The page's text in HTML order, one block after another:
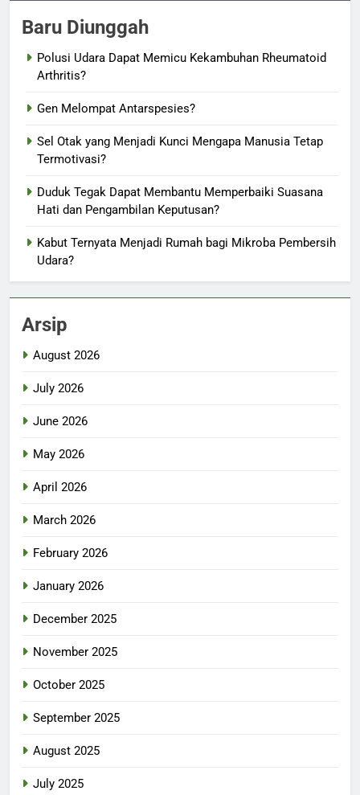
Baru Diunggah
Polusi Udara Dapat Memicu Kekambuhan Rheumatoid
Arthritis?
Gen Melompat Antarspesies?
Sel Otak yang Menjadi Kunci Mengapa Manusia Tetap
Termotivasi?
Duduk Tegak Dapat Membantu Memperbaiki Suasana
Hati dan Pengambilan Keputusan?
Kabut Ternyata Menjadi Rumah bagi Mikroba Pembersih
Udara?
Arsip
August 2026
July 2026
June 2026
May 2026
April 2026
March 2026
February 2026
January 2026
December 2025
November 2025
October 2025
September 2025
August 2025
July 2025